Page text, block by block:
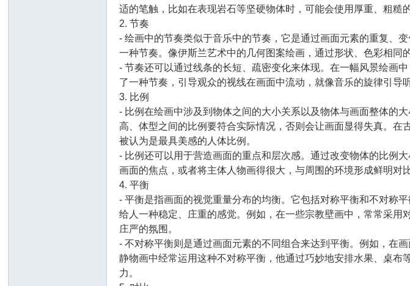
适的笔触，比如在表现岩石等坚硬物体时，可能会使用厚重、粗糙
2. 节奏
- 绘画中的节奏类似于音乐中的节奏，它是通过画面元素的重复、
一种节奏。像伊斯兰艺术中的几何图案绘画，通过形状、色彩相同
- 节奏还可以通过线条的长短、疏密变化来体现。在一幅风景绘画
了一种节奏，引导观众的视线在画面中流动，就像音乐的旋律引导
3. 比例
- 比例在绘画中涉及到物体之间的大小关系以及物体与画面整体的
高、体型之间的比例要符合实际情况，否则会让画面显得失真。
被认为是最具美感的人体比例。
- 比例还可以用于营造画面的重点和层次感。通过改变物体的比例
画面的焦点，或者将主体人物画得很大，与周围的环境形成鲜明对
4. 平衡
- 平衡是指画面的视觉重量分布的均衡。它包括对称平衡和不对称
给人一种稳定、庄重的感觉。例如，在一些宗教壁画中，常常采用
庄严的氛围。
- 不对称平衡则是通过画面元素的不同组合来达到平衡。例如，在
静物画中经常运用这种不对称平衡，他通过巧妙地安排水果、桌
力。